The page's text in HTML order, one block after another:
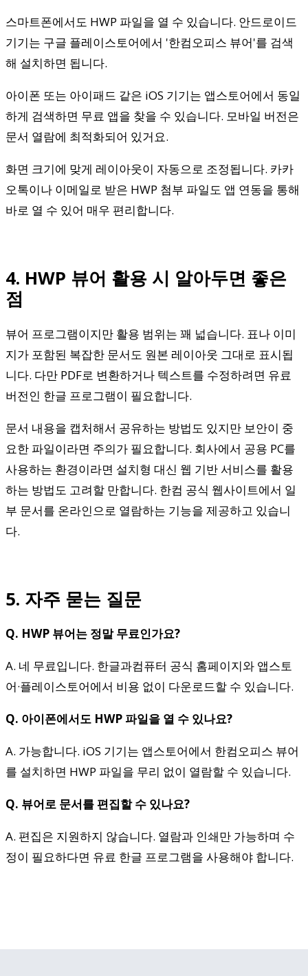
스마트폰에서도 HWP 파일을 열 수 있습니다. 안드로이드
기기는 구글 플레이스토어에서 '한컴오피스 뷰어'를 검색
해 설치하면 됩니다.
아이폰 또는 아이패드 같은 iOS 기기는 앱스토어에서 동일
하게 검색하면 무료 앱을 찾을 수 있습니다. 모바일 버전은
문서 열람에 최적화되어 있거요.
화면 크기에 맞게 레이아웃이 자동으로 조정됩니다. 카카
오톡이나 이메일로 받은 HWP 첨부 파일도 앱 연동을 통해
바로 열 수 있어 매우 편리합니다.
4. HWP 뷰어 활용 시 알아두면 좋은
점
뷰어 프로그램이지만 활용 범위는 꽤 넓습니다. 표나 이미
지가 포함된 복잡한 문서도 원본 레이아웃 그대로 표시됩
니다. 다만 PDF로 변환하거나 텍스트를 수정하려면 유료
버전인 한글 프로그램이 필요합니다.
문서 내용을 캡처해서 공유하는 방법도 있지만 보안이 중
요한 파일이라면 주의가 필요합니다. 회사에서 공용 PC를
사용하는 환경이라면 설치형 대신 웹 기반 서비스를 활용
하는 방법도 고려할 만합니다. 한컴 공식 웹사이트에서 일
부 문서를 온라인으로 열람하는 기능을 제공하고 있습니
다.
5. 자주 묻는 질문
Q. HWP 뷰어는 정말 무료인가요?
A. 네 무료입니다. 한글과컴퓨터 공식 홈페이지와 앱스토
어·플레이스토어에서 비용 없이 다운로드할 수 있습니다.
Q. 아이폰에서도 HWP 파일을 열 수 있나요?
A. 가능합니다. iOS 기기는 앱스토어에서 한컴오피스 뷰어
를 설치하면 HWP 파일을 무리 없이 열람할 수 있습니다.
Q. 뷰어로 문서를 편집할 수 있나요?
A. 편집은 지원하지 않습니다. 열람과 인쇄만 가능하며 수
정이 필요하다면 유료 한글 프로그램을 사용해야 합니다.